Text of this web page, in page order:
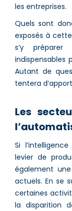
les entreprises.
Quels sont
exposés à
s’y
indispensables
Autant de
tentera
Les
Si
levier de
également
actuels. En se
certaines
la disparition